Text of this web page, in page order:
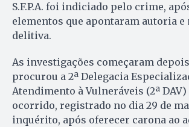
S.F.P.A. foi indiciado pelo crime,
elementos que apontaram autoria
delitiva.
As investigações começaram
procurou a 2ª Delegacia
Atendimento à Vulneráveis (2ª
ocorrido, registrado no dia 29 de
inquérito, após oferecer carona ao